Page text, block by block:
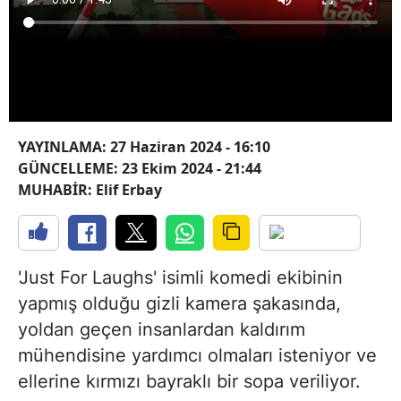
YAYINLAMA: 27 Haziran 2024 - 16:10
GÜNCELLEME: 23 Ekim 2024 - 21:44
MUHABİR: Elif Erbay
'Just For Laughs' isimli komedi ekibinin
yapmış olduğu gizli kamera şakasında,
yoldan geçen insanlardan kaldırım
mühendisine yardımcı olmaları isteniyor ve
ellerine kırmızı bayraklı bir sopa veriliyor.